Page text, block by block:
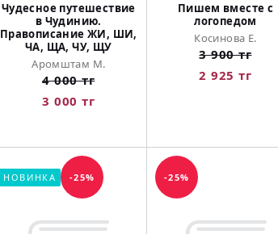
Чудесное путешествие
в Чудинию.
Правописание ЖИ, ШИ,
ЧА, ЩА, ЧУ, ЩУ
Аромштам М.
4 000 тг
3 000 тг
Пишем вместе с
логопедом
Косинова Е.
3 900 тг
2 925 тг
НОВИНКА -25% -25%